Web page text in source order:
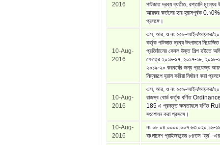
2016
পাটজাত দ্রব্য ব্যতীত, রপ্তানি মূল্যের
আয়কর কর্তনের হার হ্রাসপূর্বক 0.৭0%
প্রসঙ্গে।
10-Aug-
2016
এস, আর, ও নং ২৫৮-আইন/আয়কর/
কর্তৃক পাটজাত দ্রব্য উৎপাদনে নিয়োজিত
প্রতিষ্ঠানের কেবল উক্ত শিল্প হইতে
ক্ষেত্রে ২০১৬-১৭, ২০১৭-১৮, ২০১৮-
২০১৯-২০ করবর্ষের জন্য প্রযোজ্য
নিম্নরূপে হ্রাস করিয়া নির্ধারণ করা
10-Aug-
2016
এস, আর, ও নং ২৫৯-আইন/আয়কর/
রাজস্ব বোর্ড কর্তৃক বর্ণিত
185 এ প্রদত্ত ক্ষমতাবলে বর্ণিত
সংশোধন করা প্রসঙ্গে।
10-Aug-
2016
নং ০৮.০৪.০০০০.০০৭.৬৩.০২০.১৬-
বাংলাদেশ প্রাইজবন্ডের ৮৪তম ‘ড্র’ -